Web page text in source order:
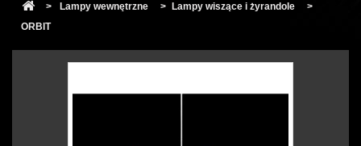
> Lampy wewnętrzne > Lampy wiszące i żyrandole
>
ORBIT